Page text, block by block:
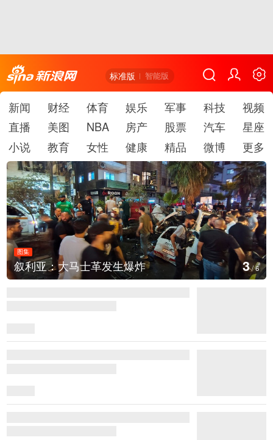
标准版 智能版
新闻 财经 体育 娱乐 军事 科技
视频
直播
美图 NBA 房产 股票 汽车
星座
小说
教育 女性 健康 精品 微博 更多
炸
图集
云南弥勒：欢庆火把节
4/6